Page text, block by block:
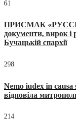
61
ПРИСМАК
документи, вирок і
Бучацькій єпархії
298
Nemo iudex in
відповіла
214